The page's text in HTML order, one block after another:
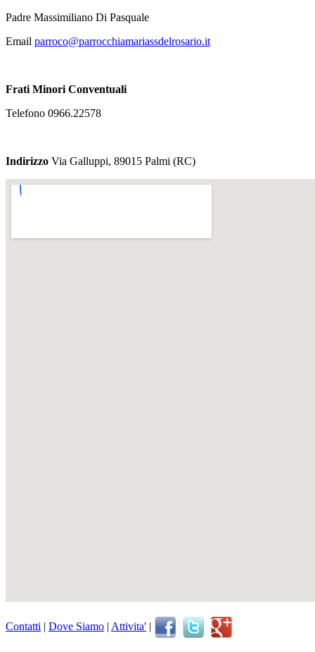
Padre Massimiliano Di Pasquale
Email
Frati Minori Conventuali
Telefono 0966.22578
Indirizzo Via Galluppi, 89015 Palmi (RC)
Contatti | Dove Siamo | Attivita' |